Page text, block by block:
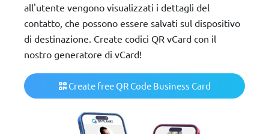
all'utente vengono visualizzati i dettagli del
contatto, che possono essere salvati sul dispositivo
di destinazione. Create codici QR vCard con il
nostro generatore di vCard!
Create free QR Code Business Card